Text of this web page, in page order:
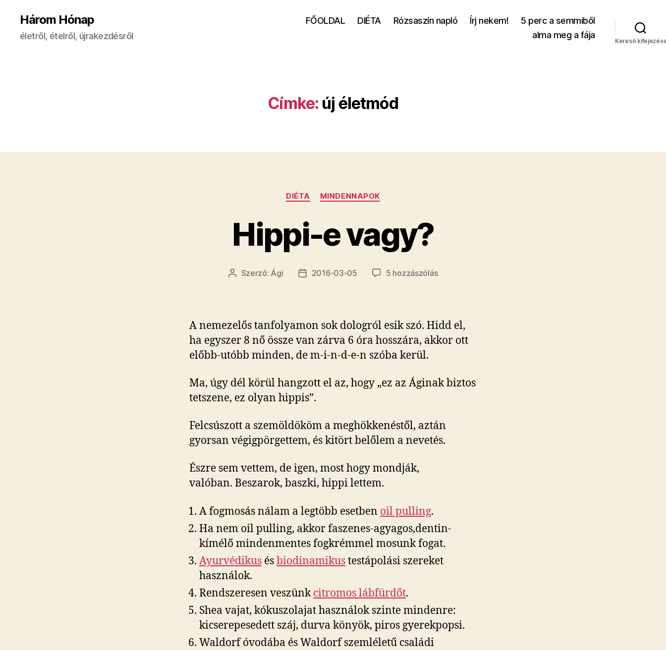
Három Hónap
életről, ételről, újrakezdésről
FŐOLDAL DIÉTA Rózsaszín napló Írj nekem!
5 perc a semmiből
alma meg a fája
Kereső
Címke: új életmód
Kategóriák
DIÉTA MINDENNAPOK
Hippi-e vagy?
Bejegyzés
Szerző: Ági
Bejegyzés
2016-03-05 5 hozzászólásHippi-
bejegyzéshez
A nemezelős tanfolyamon sok dologról esik szó. Hidd el,
ha egyszer 8 nő össze van zárva 6 óra hosszára, akkor ott
előbb-utóbb minden, de m-i-n-d-e-n szóba kerül.
Ma, úgy dél körül hangzott el az, hogy „ez az Áginak biztos
tetszene, ez olyan hippis”.
Felcsúszott a szemöldököm a meghökkenéstől, aztán
gyorsan végigpörgettem, és kitört belőlem a nevetés.
Észre sem vettem, de igen, most hogy mondják,
valóban. Beszarok, baszki, hippi lettem.
A fogmosás nálam a legtöbb esetben oil pulling.
Ha nem oil pulling, akkor faszenes-agyagos,dentin-
kímélő mindenmentes fogkrémmel mosunk fogat.
Ayurvédikus ésbiodinamikustestápolási szereket
használok.
Rendszeresen veszünkcitromos lábfürdőt.
Shea vajat, kókuszolajat használok szinte mindenre:
kicserepesedett száj, durva könyök, piros gyerekpopsi.
Waldorf óvodába és Waldorf szemléletű családi